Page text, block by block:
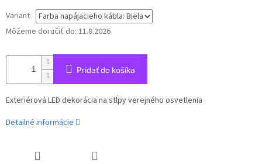
Variant
Môžeme doručiť do: 11.8.2026
Pridať do košíka
Exteriérová LED dekorácia na stĺpy verejného osvetlenia
Detailné informácie